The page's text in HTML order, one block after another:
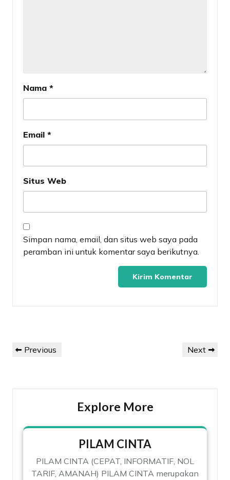
Nama *
Email *
Situs Web
Simpan nama, email, dan situs web saya pada
peramban ini untuk komentar saya berikutnya.
pos
Previous
Previous
Next
Next
Explore More
PILAM CINTA
PILAM CINTA (CEPAT, INFORMATIF, NOL
TARIF, AMANAH) PILAM CINTA merupakan